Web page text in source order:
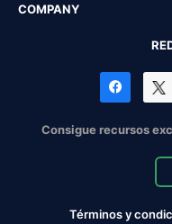
COMPANY
Consigue recursos
Términos y